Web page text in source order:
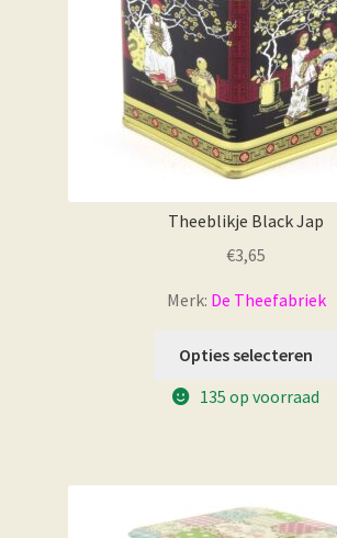
Theeblikje Black Jap
€3,65
Merk: De Theefabriek
Opties selecteren
135 op voorraad